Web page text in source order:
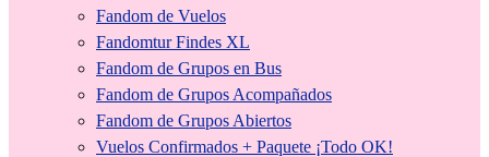
Fandom de Vuelos
Fandomtur Findes XL
Fandom de Grupos en Bus
Fandom de Grupos Acompañados
Fandom de Grupos Abiertos
Vuelos Confirmados + Paquete ¡Todo OK!